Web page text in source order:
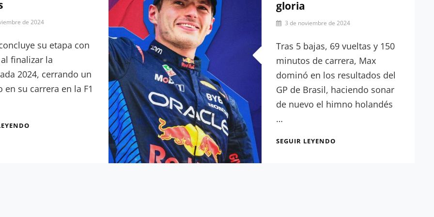
CAMPEÓN
DEL
MUNDO
de 2024
su etapa con
finalizar la
2024, cerrando un
en su carrera en la F1
gloria
Por
Muñoz
3 de noviembre de 2024
Tras 5 bajas, 69 vueltas y 150
minutos de carrera, Max
dominó en los resultados del
GP de Brasil, haciendo sonar
de nuevo el himno holandés
…
SEGUIR LEYENDO